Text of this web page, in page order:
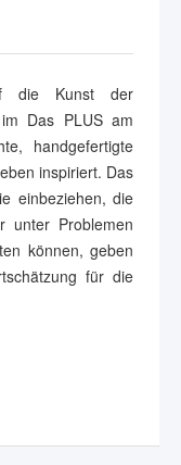
die Kunst der
Das PLUS am
handgefertigte
inspiriert. Das
einbeziehen, die
unter Problemen
können, geben
für die